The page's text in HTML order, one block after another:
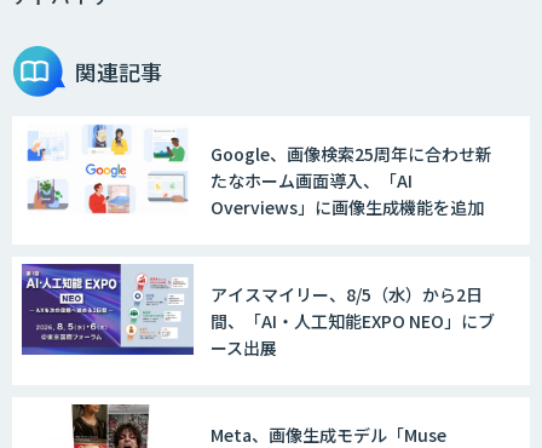
関連記事
Google、画像検索25周年に合わせ新
たなホーム画面導入、「AI
Overviews」に画像生成機能を追加
アイスマイリー、8/5（水）から2日
間、「AI・人工知能EXPO NEO」にブ
ース出展
Meta、画像生成モデル「Muse